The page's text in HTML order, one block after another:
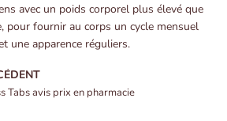
avec un poids corporel plus élevé que
pour fournir au corps un cycle mensuel
une apparence réguliers.
Tabs avis prix en pharmacie